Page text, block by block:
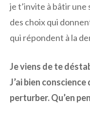
je t’invite à bâtir
des choix qui
qui répondent à la
Je viens de te
J’ai bien
perturber.Qu’en